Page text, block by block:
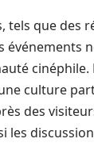
tels que des
événements
cinéphile.
culture
des
les